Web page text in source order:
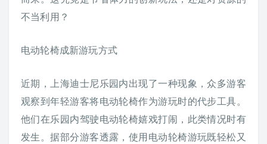
不当利用？
电动轮椅成新游玩方式
近期，上海迪士尼乐园内出现了一种现象，众多游客
观察到年轻游客将电动轮椅作为游玩时的代步工具。
他们在乐园内驾驶电动轮椅嬉戏打闹，此类情况时有
发生。据部分游客透露，使用电动轮椅游玩既轻松又